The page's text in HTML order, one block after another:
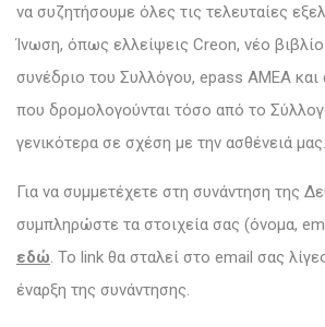
να συζητήσουμε όλες τις τελευταίες
Ίνωση, όπως ελλείψεις Creon, νέο
συνέδριο του Συλλόγου, epass ΑΜΕΑ και
που δρομολογούνται τόσο από το
γενικότερα σε σχέση με την ασθένειά μας.
Για να συμμετέχετε στη συνάντηση της
συμπληρώστε τα στοιχεία σας (όνομα,
εδώ. Το link θα σταλεί στο email σας
έναρξη της συνάντησης.